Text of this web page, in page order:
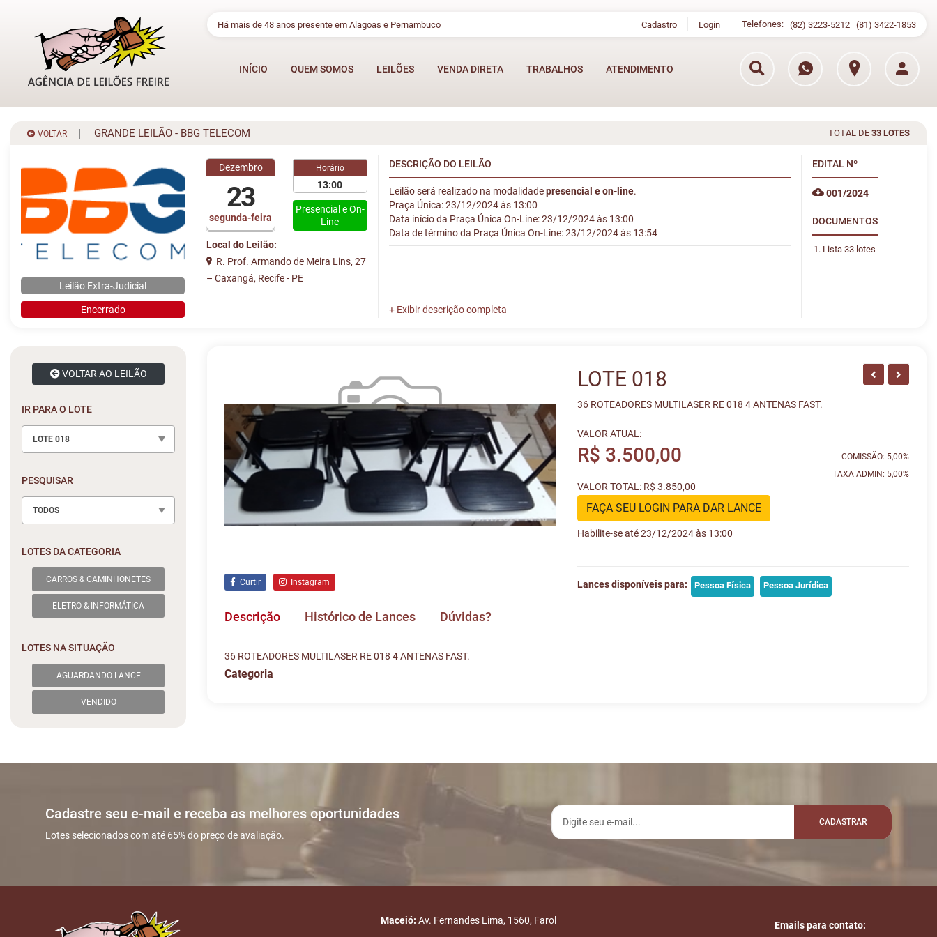
Há mais de 48 anos presente em Alagoas e Pernambuco Cadastro Login Telefones: (82) 3223-5212 (81) 3422-1853
INÍCIO QUEM SOMOS LEILÕES VENDA DIRETA TRABALHOS ATENDIMENTO
VOLTAR GRANDE LEILÃO - BBG TELECOM TOTAL DE 33 LOTES
Leilão Extra-Judicial
Encerrado
segunda-feira
Dezembro
23
Horário
13:00
Presencial e On-
Line
Local do Leilão:
R. Prof. Armando de Meira Lins, 27
– Caxangá, Recife - PE
DESCRIÇÃO DO LEILÃO
Leilão será realizado na modalidadepresencial e on-line.
Praça Única: 23/12/2024 às 13:00
Data início da Praça Única On-Line: 23/12/2024 às 13:00
Data de término da Praça Única On-Line: 23/12/2024 às 13:54
EDITAL Nº
001/2024
DOCUMENTOS
Lista 33 lotes
VOLTAR AO LEILÃO
IR PARA O LOTE
LOTE 018
PESQUISAR
TODOS
LOTES DA CATEGORIA
CARROS & CAMINHONETES
ELETRO & INFORMÁTICA
LOTES NA SITUAÇÃO
AGUARDANDO LANCE
VENDIDO
Curtir Instagram
LOTE 018
36 ROTEADORES MULTILASER RE 018 4 ANTENAS FAST.
VALOR ATUAL:
R$ 3.500,00
VALOR TOTAL: R$ 3.850,00
FAÇA SEU LOGIN PARA DAR LANCE
Habilite-se até 23/12/2024 às 13:00
COMISSÃO: 5,00%
TAXA ADMIN: 5,00%
Lances disponíveis para: Pessoa Física Pessoa Jurídica
Descrição Histórico de Lances Dúvidas?
36 ROTEADORES MULTILASER RE 018 4 ANTENAS FAST.
Categoria
Cadastre seu e-mail e receba as melhores oportunidades
Lotes selecionados com até 65% do preço de avaliação.
CADASTRAR
Maceió: Av. Fernandes Lima, 1560, Farol
Emails para contato: